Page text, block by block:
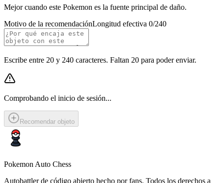
Mejor cuando este Pokemon es la fuente principal de daño.
Motivo de la recomendaciónLongitud efectiva 0/240
Escribe entre 20 y 240 caracteres. Faltan 20 para poder enviar.
Comprobando el inicio de sesión...
Recomendar objeto
Pokemon Auto Chess
Autobattler de código abierto hecho por fans. Todos los derechos a